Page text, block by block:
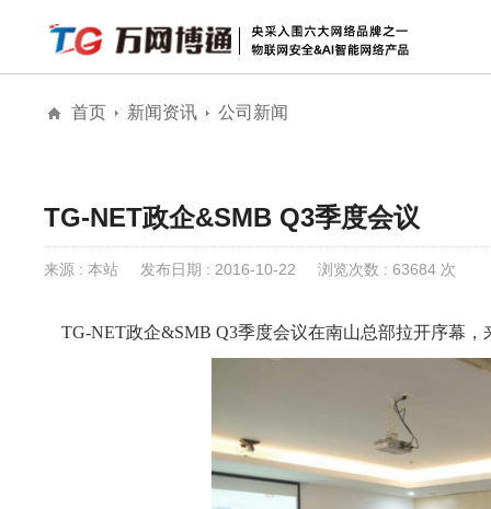
解决方案
城市级公共大屏
首页 新闻资讯 公司新闻
TG-NET政企&SMB Q3季度会议
来源 : 本站 发布日期 : 2016-10-22 浏览次数 : 63684 次
TG-NET政企&SMB Q3季度会议在南山总部拉开序幕